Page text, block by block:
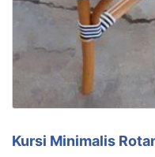
Kursi Minimalis